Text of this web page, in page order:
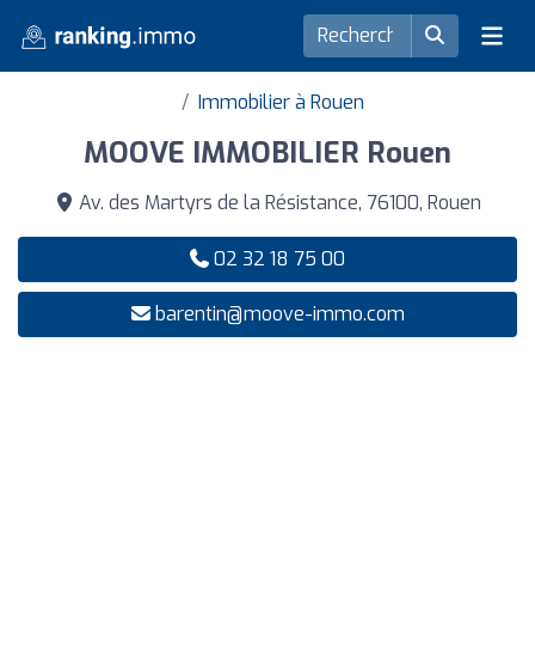
Immobilier à Rouen
MOOVE IMMOBILIER Rouen
Av. des Martyrs de la Résistance, 76100, Rouen
02 32 18 75 00
barentin@moove-immo.com